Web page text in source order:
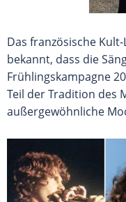
Das französische
bekannt, dass die
Frühlingskampagne
Teil der Tradition des
außergewöhnliche